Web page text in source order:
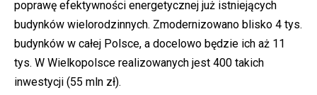
poprawę efektywności energetycznej już istniejących
budynków wielorodzinnych. Zmodernizowano blisko 4 tys.
budynków w całej Polsce, a docelowo będzie ich aż 11
tys. W Wielkopolsce realizowanych jest 400 takich
inwestycji (55 mln zł).